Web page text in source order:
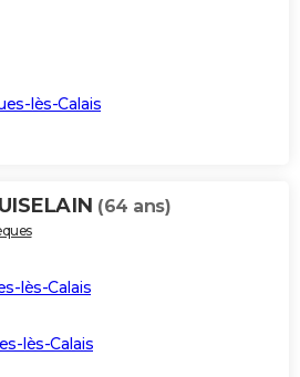
lès-Calais
(64 ans)
lès-Calais
lès-Calais